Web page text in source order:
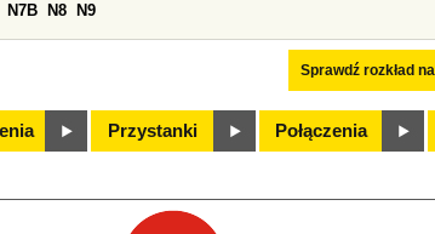
Sprawdź rozkład
N7B N8 N9
Przystanki Połączenia